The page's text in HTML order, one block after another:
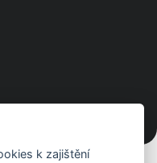
k zajištění